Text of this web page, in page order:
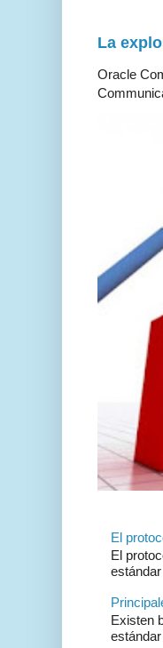
La
Oracle
El
El
Existen